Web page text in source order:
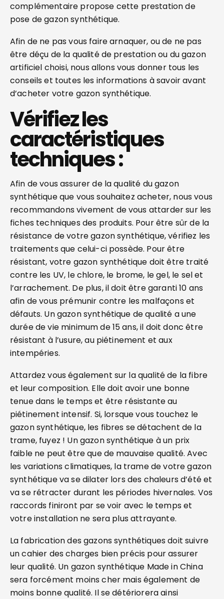
complémentaire propose cette prestation de
pose de gazon synthétique.
Afin de ne pas vous faire arnaquer, ou de ne pas
être déçu de la qualité de prestation ou du gazon
artificiel choisi, nous allons vous donner tous les
conseils et toutes les informations à savoir avant
d’acheter votre gazon synthétique.
Vérifiez les
caractéristiques
techniques :
Afin de vous assurer de la qualité du gazon
synthétique que vous souhaitez acheter, nous vous
recommandons vivement de vous attarder sur les
fiches techniques des produits. Pour être sûr de la
résistance de votre gazon synthétique, vérifiez les
traitements que celui-ci possède. Pour être
résistant, votre gazon synthétique doit être traité
contre les UV, le chlore, le brome, le gel, le sel et
l’arrachement. De plus, il doit être garanti 10 ans
afin de vous prémunir contre les malfaçons et
défauts. Un gazon synthétique de qualité a une
durée de vie minimum de 15 ans, il doit donc être
résistant à l’usure, au piétinement et aux
intempéries.
Attardez vous également sur la qualité de la fibre
et leur composition. Elle doit avoir une bonne
tenue dans le temps et être résistante au
piétinement intensif. Si, lorsque vous touchez le
gazon synthétique, les fibres se détachent de la
trame, fuyez ! Un gazon synthétique à un prix
faible ne peut être que de mauvaise qualité. Avec
les variations climatiques, la trame de votre gazon
synthétique va se dilater lors des chaleurs d’été et
va se rétracter durant les périodes hivernales. Vos
raccords finiront par se voir avec le temps et
votre installation ne sera plus attrayante.
La fabrication des gazons synthétiques doit suivre
un cahier des charges bien précis pour assurer
leur qualité. Un gazon synthétique Made in China
sera forcément moins cher mais également de
moins bonne qualité. Il se détériorera ainsi